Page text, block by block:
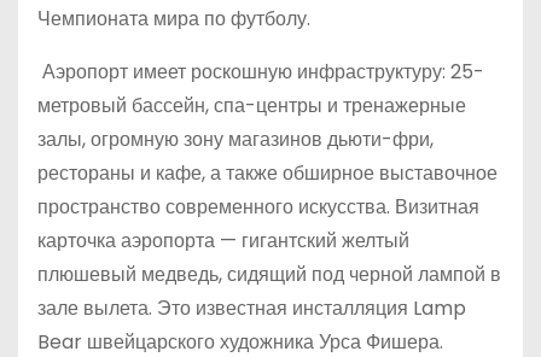
Чемпионата мира по футболу.
Аэропорт имеет роскошную инфраструктуру: 25-
метровый бассейн, спа-центры и тренажерные
залы, огромную зону магазинов дьюти-фри,
рестораны и кафе, а также обширное выставочное
пространство современного искусства. Визитная
карточка аэропорта — гигантский желтый
плюшевый медведь, сидящий под черной лампой в
зале вылета. Это известная инсталляция Lamp
Bear швейцарского художника Урса Фишера.